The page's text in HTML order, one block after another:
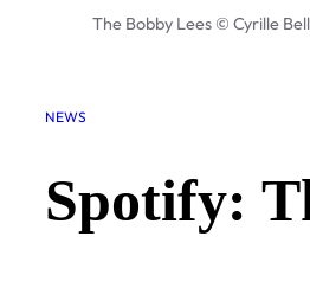
The Bobby Lees © Cyrille
NEWS
Spotify: